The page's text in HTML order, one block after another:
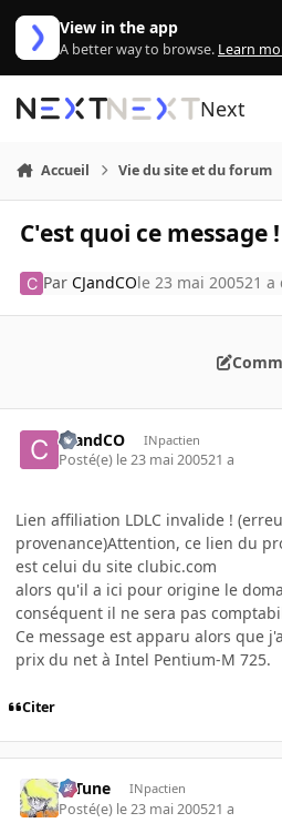
Aller au contenu
View in the app
A better way to browse. Learn
Next
Accueil Vie du site et du forum
C'est quoi ce message !
ParCJandCOle 23 mai 200521 a
CJandCO INpactien
Posté(e) le 23 mai 200521 a
Lien affiliation LDLC invalide !
provenance)Attention, ce lien du
est celui du site clubic.com
alors qu'il a ici pour origine le
conséquent il ne sera pas
Ce message est apparu alors que
prix du net à Intel Pentium-M 725.
Citer
D-Tune INpactien
Posté(e) le 23 mai 200521 a